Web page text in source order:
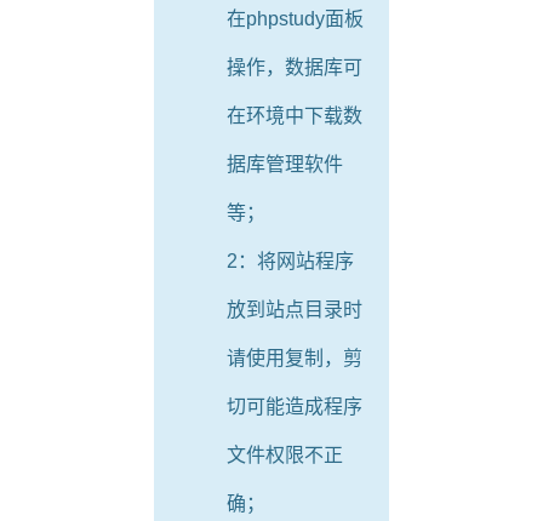
在phpstudy面板
操作，数据库可
在环境中下载数
据库管理软件
等；
2：将网站程序
放到站点目录时
请使用复制，剪
切可能造成程序
文件权限不正
确；